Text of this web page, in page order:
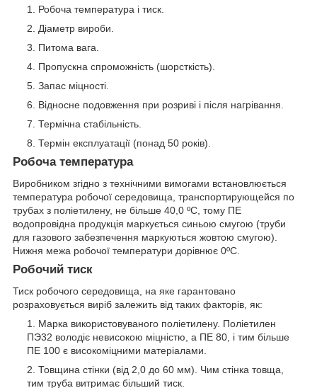
Робоча температура і тиск.
Діаметр вироби.
Питома вага.
Пропускна спроможність (шорсткість).
Запас міцності.
Відносне подовження при розриві і після нагрівання.
Термічна стабільність.
Термін експлуатації (понад 50 років).
Робоча температура
Виробником згідно з технічними вимогами встановлюється
температура робочої середовища, транспортирующейся по
трубах з поліетилену, не більше 40,0 ºС, тому ПЕ
водопровідна продукція маркується синьою смугою (труби
для газового забезпечення маркуються жовтою смугою).
Нижня межа робочої температури дорівнює 0ºС.
Робочий тиск
Тиск робочого середовища, на яке гарантовано
розраховується виріб залежить від таких факторів, як:
Марка використовуваного поліетилену. Поліетилен
ПЭ32 володіє невисокою міцністю, а ПЕ 80, і тим більше
ПЕ 100 є високоміцними матеріалами.
Товщина стінки (від 2,0 до 60 мм). Чим стінка товща,
тим труба витримає більший тиск.